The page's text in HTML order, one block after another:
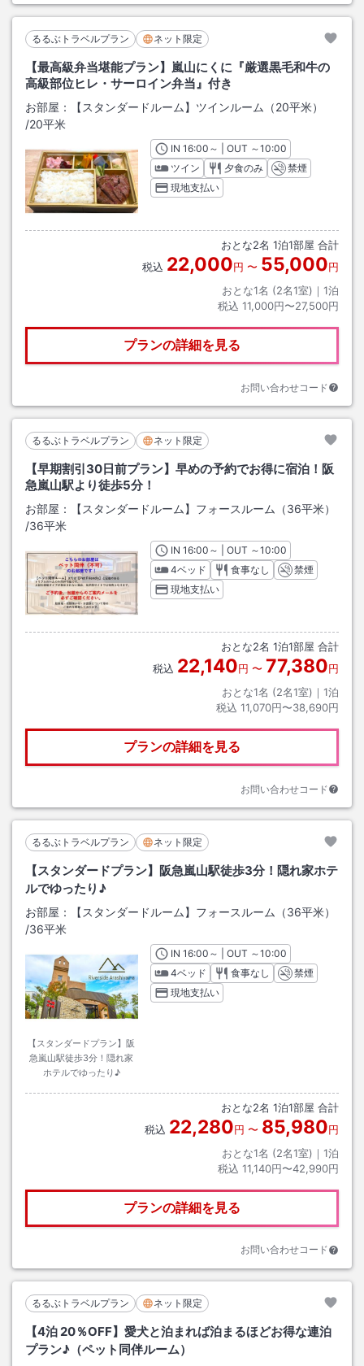
るるぶトラベルプラン ネット限定
【最高級弁当堪能プラン】嵐山にくに『厳選黒毛和牛の
高級部位ヒレ・サーロイン弁当』付き
お部屋：
【スタンダードルーム】ツインルーム（20平米）
/20平米
INチェックイン
16:00 ～ | OUT チェックアウト
～10:00
ツイン
夕食のみ
禁煙
現地支払い
おとな2名 1泊1部屋 合計
税込 22,000円 〜 55,000円
おとな1名 (2名1室)｜ 1泊
税込 11,000円〜27,500円
プランの詳細を見る
お問い合わせコード
るるぶトラベルプラン ネット限定
【早期割引30日前プラン】早めの予約でお得に宿泊！阪
急嵐山駅より徒歩5分！
お部屋：
【スタンダードルーム】フォースルーム（36平米）
/36平米
INチェックイン
16:00 ～ | OUT チェックアウト
～10:00
4ベッド
食事なし
禁煙
現地支払い
おとな2名 1泊1部屋 合計
税込 22,140円 〜 77,380円
おとな1名 (2名1室)｜ 1泊
税込 11,070円〜38,690円
プランの詳細を見る
お問い合わせコード
るるぶトラベルプラン ネット限定
【スタンダードプラン】阪急嵐山駅徒歩3分！隠れ家ホテ
ルでゆったり♪
お部屋：
【スタンダードルーム】フォースルーム（36平米）
/36平米
【スタンダードプラン】阪
急嵐山駅徒歩3分！隠れ家
ホテルでゆったり♪
INチェックイン
16:00 ～ | OUT チェックアウト
～10:00
4ベッド
食事なし
禁煙
現地支払い
おとな2名 1泊1部屋 合計
税込 22,280円 〜 85,980円
おとな1名 (2名1室)｜ 1泊
税込 11,140円〜42,990円
プランの詳細を見る
お問い合わせコード
るるぶトラベルプラン ネット限定
【4泊 20％OFF】愛犬と泊まれば泊まるほどお得な連泊
プラン♪（ペット同伴ルーム）